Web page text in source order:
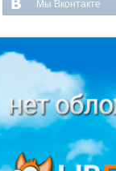
Мы Вконтакте